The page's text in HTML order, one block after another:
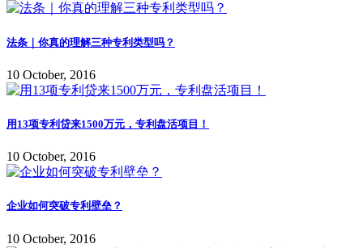
法条｜你真的理解三种专利类型吗？
10 October, 2016
用13项专利贷来1500万元，专利盘活项目！
10 October, 2016
企业如何突破专利壁垒？
10 October, 2016